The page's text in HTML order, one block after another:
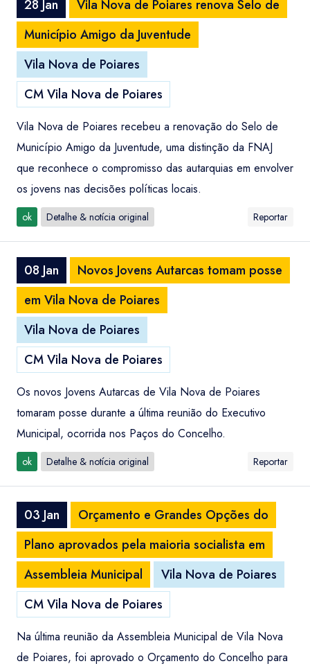
28 Jan
Vila Nova de Poiares renova Selo de
Município Amigo da Juventude
Vila Nova de Poiares
CM Vila Nova de Poiares
Vila Nova de Poiares recebeu a renovação do Selo de
Município Amigo da Juventude, uma distinção da FNAJ
que reconhece o compromisso das autarquias em envolver
os jovens nas decisões políticas locais.
ok Detalhe & notícia original Reportar
08 Jan
Novos Jovens Autarcas tomam posse
em Vila Nova de Poiares
Vila Nova de Poiares
CM Vila Nova de Poiares
Os novos Jovens Autarcas de Vila Nova de Poiares
tomaram posse durante a última reunião do Executivo
Municipal, ocorrida nos Paços do Concelho.
ok Detalhe & notícia original Reportar
03 Jan
Orçamento e Grandes Opções do
Plano aprovados pela maioria socialista em
Assembleia Municipal
Vila Nova de Poiares
CM Vila Nova de Poiares
Na última reunião da Assembleia Municipal de Vila Nova
de Poiares, foi aprovado o Orçamento do Concelho para